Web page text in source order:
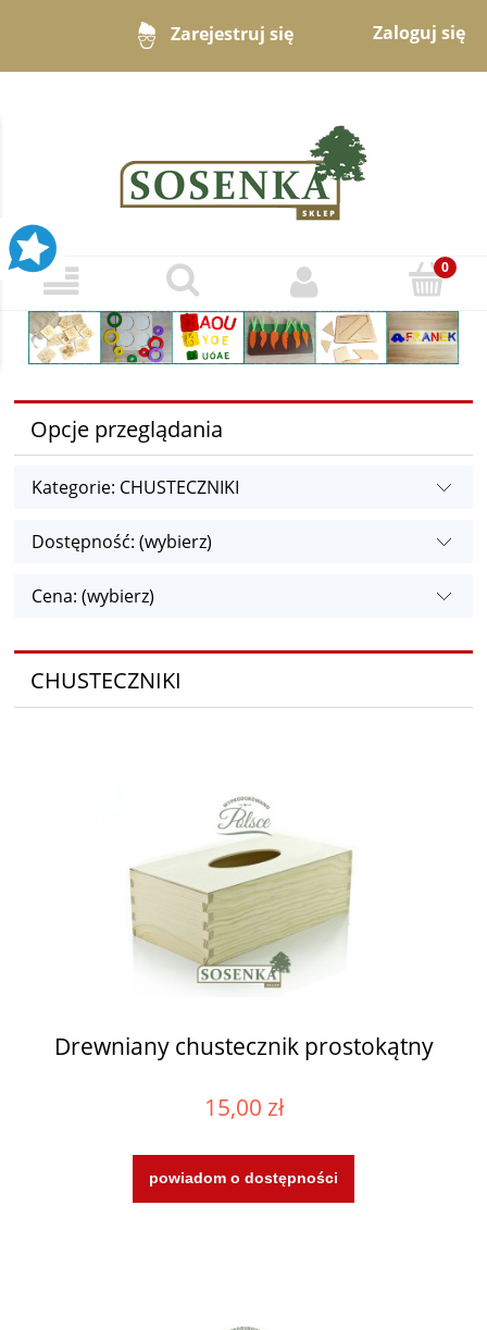
Zarejestruj się Zaloguj się
Opcje przeglądania
Kategorie: CHUSTECZNIKI
Dostępność: (wybierz)
Cena: (wybierz)
CHUSTECZNIKI
Drewniany chustecznik prostokątny
15,00 zł
powiadom o dostępności